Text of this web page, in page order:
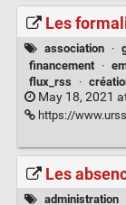
Les
association ·
financement
·
flux_rss
·
May 18, 2021
https://www.urssaf.fr/
Les
administration